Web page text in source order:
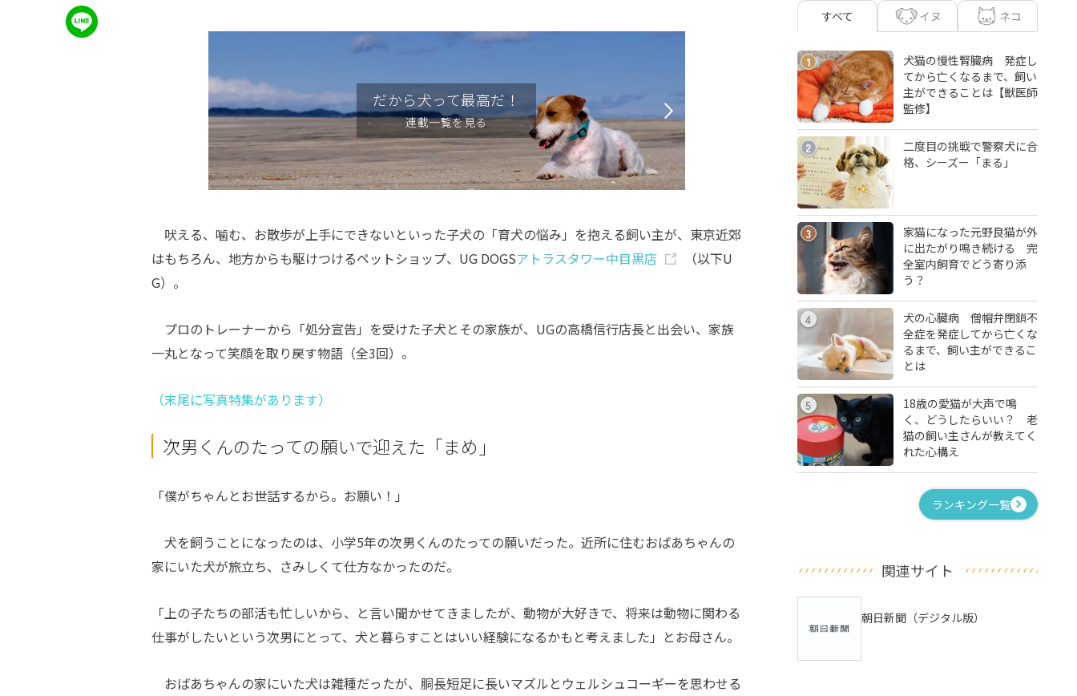
だから犬って最高だ！
連載一覧を見る
吠える、噛む、お散歩が上手にできないといった子犬の「育犬の悩み」を抱える飼い主が、東京近郊
はもちろん、地方からも駆けつけるペットショップ、 UG DOGSアトラスタワー中目黒店 （以下U
G）。
プロのトレーナーから「処分宣告」を受けた子犬とその家族が、 UGの高橋信行店長と出会い、家族
一丸となって笑顔を取り戻す物語（全3回）。
（末尾に写真特集があります）
次男くんのたっての願いで迎えた「まめ」
「僕がちゃんとお世話するから。お願い！」
犬を飼うことになったのは、小学5年の次男くんのたっての願いだった。近所に住むおばあちゃんの
家にいた犬が旅立ち、さみしくて仕方なかったのだ。
「上の子たちの部活も忙しいから、と言い聞かせてきましたが、動物が大好きで、将来は動物に関わる
仕事がしたいという次男にとって、犬と暮らすことはいい経験になるかもと考えました」とお母さん。
おばあちゃんの家にいた犬は雑種だったが、胴長短足に長いマズルとウェルシュコーギーを思わせる
すべて イヌ ネコ
1
犬猫の慢性腎臓病 発症し
てから亡くなるまで、飼い
主ができることは【獣医師
監修】
2
二度目の挑戦で警察犬に合
格、シーズー「まる」
3
家猫になった元野良猫が外
に出たがり鳴き続ける 完
全室内飼育でどう寄り添
う？
4
犬の心臓病 僧帽弁閉鎖不
全症を発症してから亡くな
るまで、飼い主ができるこ
とは
5
18歳の愛猫が大声で鳴
く、どうしたらいい？ 老
猫の飼い主さんが教えてく
れた心構え
ランキング一覧
関連サイト
朝日新聞（デジタル版）